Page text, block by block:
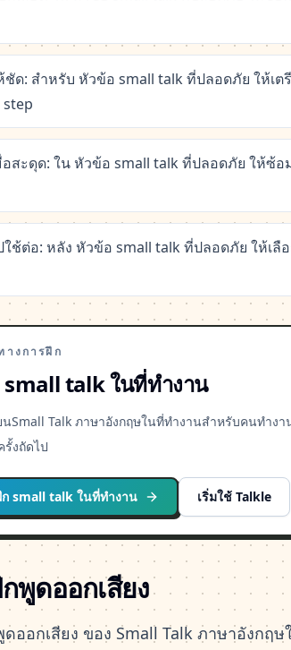
ชัด: สำหรับ หัวข้อ small talk ที่ปลอดภัย ให้เต
step
อสะดุด: ใน หัวข้อ small talk ที่ปลอดภัย ให้ซ้อ
ใช้ต่อ: หลัง หัวข้อ small talk ที่ปลอดภัย ให้เ
างการฝึก
small talk ในที่ทำงาน
นSmall Talk ภาษาอังกฤษในที่ทำงานสำหรับคนทำง
รั้งถัดไป
small talk ในที่ทำงาน เริ่มใช้ Talkle
พูดออกเสียง
ออกเสียง ของ Small Talk ภาษาอังกฤ